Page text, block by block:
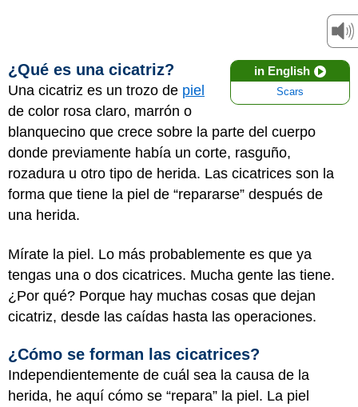
in English
Scars
¿Qué es una cicatriz?
Una cicatriz es un trozo de piel
de color rosa claro, marrón o
blanquecino que crece sobre la parte del cuerpo
donde previamente había un corte, rasguño,
rozadura u otro tipo de herida. Las cicatrices son la
forma que tiene la piel de “repararse” después de
una herida.
Mírate la piel. Lo más probablemente es que ya
tengas una o dos cicatrices. Mucha gente las tiene.
¿Por qué? Porque hay muchas cosas que dejan
cicatriz, desde las caídas hasta las operaciones.
¿Cómo se forman las cicatrices?
Independientemente de cuál sea la causa de la
herida, he aquí cómo se “repara” la piel. La piel